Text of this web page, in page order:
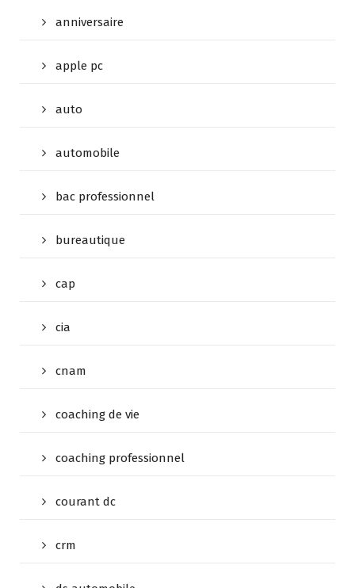
anniversaire
apple pc
auto
automobile
bac professionnel
bureautique
cap
cia
cnam
coaching de vie
coaching professionnel
courant dc
crm